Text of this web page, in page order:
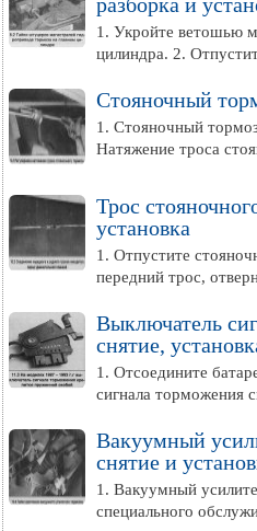
1. Укройте ветошью
цилиндра. 2.
Стояночный
1. Стояночный
Натяжение троса
Трос
установка
1. Отпустите
передний трос,
Выключатель
снятие,
1. Отсоедините
сигнала торможения
Вакуумный
снятие и
1. Вакуумный
специального